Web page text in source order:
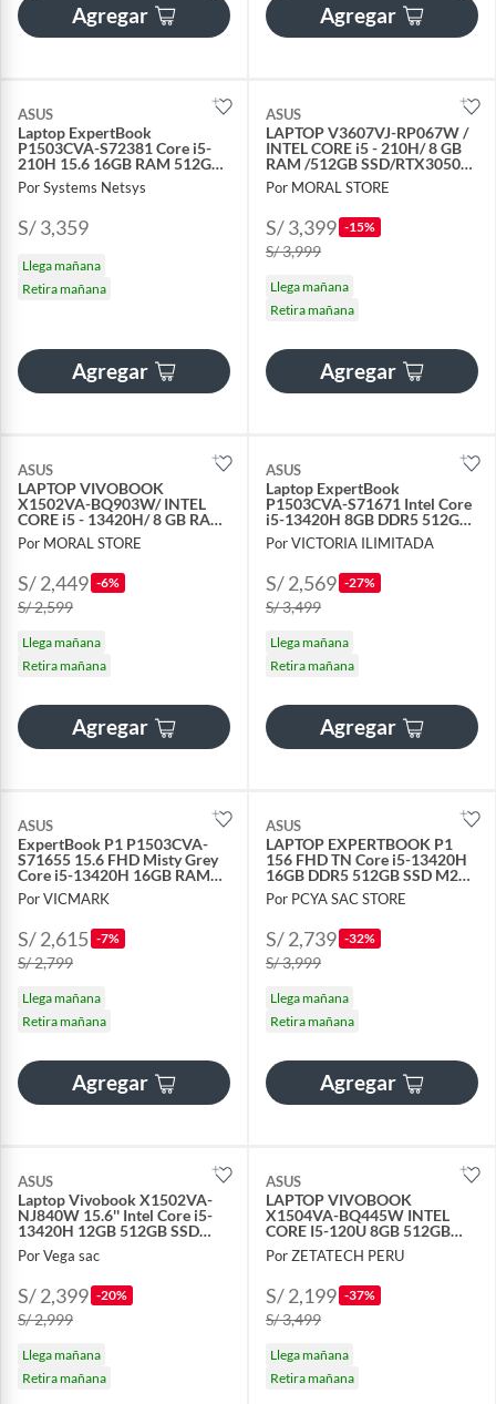
Agregar Agregar
ASUS
Laptop ExpertBook
P1503CVA-S72381 Core i5-
210H 15.6 16GB RAM 512GB
SSD FreeDOS Gris
Por Systems Netsys
S/ 3,359
Llega mañana
Retira mañana
Agregar
ASUS
LAPTOP V3607VJ-RP067W /
INTEL CORE i5 - 210H/ 8 GB
RAM /512GB SSD/RTX3050
6GB /144HZ
Por MORAL STORE
S/ 3,399 -15%
S/ 3,999
Llega mañana
Retira mañana
Agregar
ASUS
LAPTOP VIVOBOOK
X1502VA-BQ903W/ INTEL
CORE i5 - 13420H/ 8 GB RAM
/512GB SSD/ 15.6 FHD
Por MORAL STORE
S/ 2,449 -6%
S/ 2,599
Llega mañana
Retira mañana
Agregar
ASUS
Laptop ExpertBook
P1503CVA-S71671 Intel Core
i5-13420H 8GB DDR5 512GB
SSD 15.6 FHD Gris
Por VICTORIA ILIMITADA
S/ 2,569 -27%
S/ 3,499
Llega mañana
Retira mañana
Agregar
ASUS
ExpertBook P1 P1503CVA-
S71655 15.6 FHD Misty Grey
Core i5-13420H 16GB RAM
512GB SSD
Por VICMARK
S/ 2,615 -7%
S/ 2,799
Llega mañana
Retira mañana
Agregar
ASUS
LAPTOP EXPERTBOOK P1
156 FHD TN Core i5-13420H
16GB DDR5 512GB SSD M2
Freedos
Por PCYA SAC STORE
S/ 2,739 -32%
S/ 3,999
Llega mañana
Retira mañana
Agregar
ASUS
Laptop Vivobook X1502VA-
NJ840W 15.6'' Intel Core i5-
13420H 12GB 512GB SSD
Windows 11 Español
Por Vega sac
S/ 2,399 -20%
S/ 2,999
Llega mañana
Retira mañana
ASUS
LAPTOP VIVOBOOK
X1504VA-BQ445W INTEL
CORE I5-120U 8GB 512GB
SSD 15.6 FHD WINDOWS 11
Por ZETATECH PERU
S/ 2,199 -37%
S/ 3,499
Llega mañana
Retira mañana